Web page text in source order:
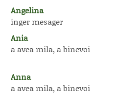
Angelina
inger mesager
Ania
a avea mila, a binevoi
Anna
a avea mila, a binevoi